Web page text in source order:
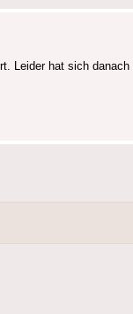
Leider hat sich